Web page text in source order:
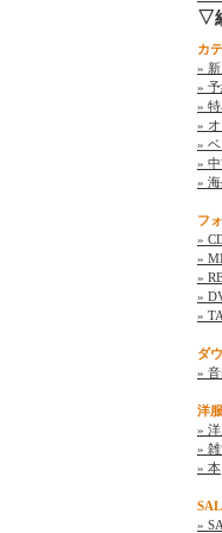
▽
カ
»
»
»
»
»
»
»
フ
»
»
»
»
»
ダ
»
洋
»
»
» 本
»